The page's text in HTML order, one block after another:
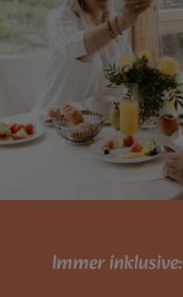
Immer inklusive: